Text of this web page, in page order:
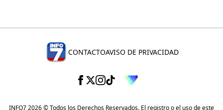
CONTACTOAVISO DE PRIVACIDAD
INFO7 2026 © Todos los Derechos Reservados. El registro o el uso de este